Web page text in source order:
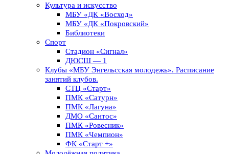
Культура и искусство
МБУ «ДК «Восход»
МБУ «ДК «Покровский»
Библиотеки
Спорт
Стадион «Сигнал»
ДЮСШ — 1
Клубы «МБУ Энгельсская молодежь». Расписание
занятий клубов.
СТЦ «Старт»
ПМК «Сатурн»
ПМК «Лагуна»
ДМО «Сантос»
ПМК «Ровесник»
ПМК «Чемпион»
ФК «Старт +»